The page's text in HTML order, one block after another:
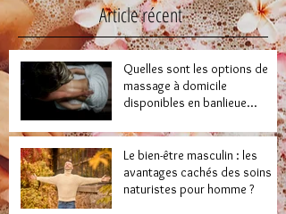
Article récent
Quelles sont les options de
massage à domicile
disponibles en banlieue
Le bien-être masculin : les
avantages cachés des soins
naturistes pour homme ?